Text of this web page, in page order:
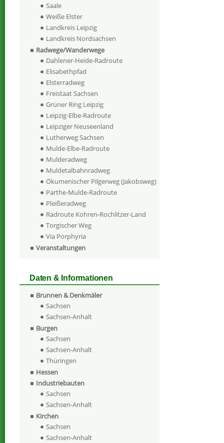
Saale
Weiße Elster
Landkreis Leipzig
Landkreis Nordsachsen
Radwege/Wanderwege
Dahlener-Heide-Radroute
Elisabethpfad
Elsterradweg
Freistaat Sachsen
Grüner Ring Leipzig
Leipzig-Elbe-Radroute
Leipziger Neuseenland
Lutherweg Sachsen
Mulde-Elbe-Radroute
Mulderadweg
Muldetalbahnradweg
Ökumenischer Pilgerweg (Jakobsweg)
Parthe-Mulde-Radroute
Pleißeradweg
Radroute Kohren-Rochlitzer-Land
Torgischer Weg
Via Porphyria
Veranstaltungen
Daten & Informationen
Brunnen & Denkmäler
Sachsen
Sachsen-Anhalt
Burgen
Sachsen
Sachsen-Anhalt
Thüringen
Hessen
Industriebauten
Sachsen
Sachsen-Anhalt
Kirchen
Sachsen
Sachsen-Anhalt